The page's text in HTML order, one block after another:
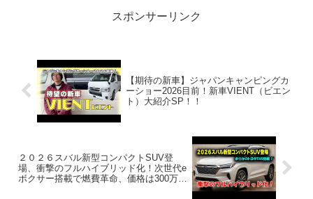
スポンサーリンク
【期待の新車】ジャパンキャンピングカ
ーショー2026目前！新車VIENT（ビエン
ト）大紹介SP！！
２０２６スバル新型コンパクトSUV登
場、衝撃のフルハイブリッド化！次世代e
ボクサー搭載で燃費革命、価格は300万円